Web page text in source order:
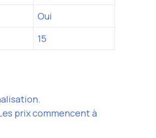
Oui
15
prix commencent à